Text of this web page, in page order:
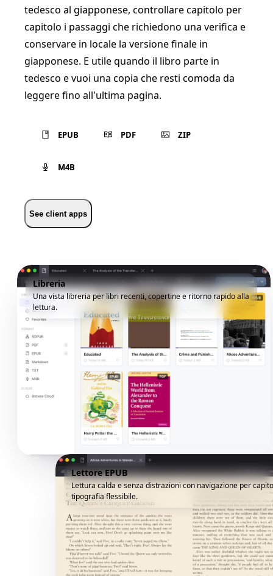
tedesco al giapponese, controllare capitolo per
capitolo i passaggi che richiedono una verifica e
conservare in locale la versione finale in
giapponese. E utile quando il libro parte in
tedesco e vuoi una copia che resti comoda da
leggere fino all'ultima pagina.
EPUB PDF ZIP
M4B
See client apps
Libreria
Una vista libreria per libri recenti, copertine e ritorno rapido alla
lettura.
Lettore EPUB
Lettura calda e senza distrazioni con navigazione per
tipografia flessibile.